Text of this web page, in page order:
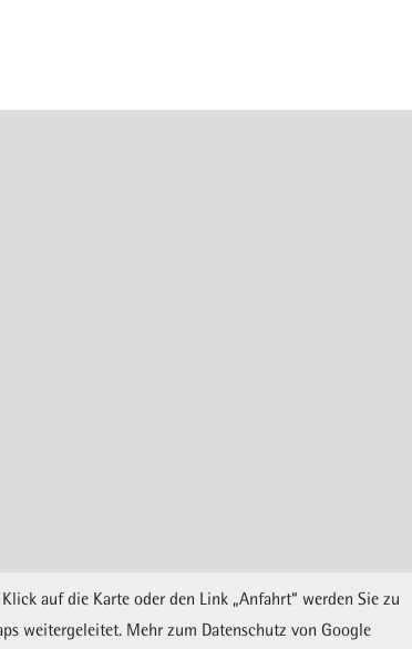
auf die Karte oder den Link „Anfahrt“ werden Sie zu
weitergeleitet. Mehr zum Datenschutz von Google